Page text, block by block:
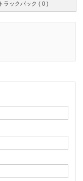
トラックバック ( 0 )